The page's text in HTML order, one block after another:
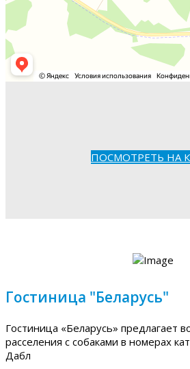
ПОСМОТРЕТЬ НА
Гостиница "Беларусь"
Гостиница «Беларусь» предлагает
расселения с собаками в номерах
Дабл